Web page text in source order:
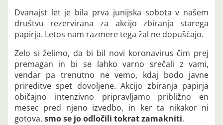
Dvanajst let je bila prva junijska sobota v našem
društvu rezervirana za akcijo zbiranja starega
papirja. Letos nam razmere tega žal ne dopuščajo.
Zelo si želimo, da bi bil novi koronavirus čim prej
premagan in bi se lahko varno srečali z vami,
vendar pa trenutno ne vemo, kdaj bodo javne
prireditve spet dovoljene. Akcijo zbiranja papirja
običajno intenzivno pripravljamo približno en
mesec pred njeno izvedbo, in ker ta nikakor ni
gotova, smo se jo odločili tokrat zamakniti.